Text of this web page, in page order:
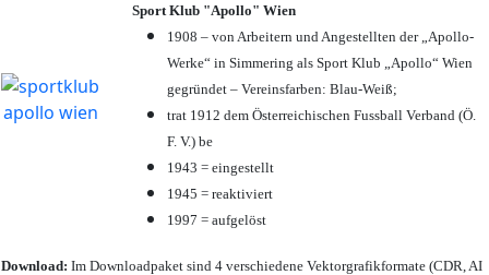
Sport Klub "Apollo" Wien
1908 – von Arbeitern und Angestellten der „Apollo-
Werke“ in Simmering als Sport Klub „Apollo“ Wien
gegründet – Vereinsfarben: Blau-Weiß;
trat 1912 dem Österreichischen Fussball Verband (Ö.
F. V.) be
1943 = eingestellt
1945 = reaktiviert
1997 = aufgelöst
Download: Im Downloadpaket sind 4 verschiedene Vektorgrafikformate (CDR, AI